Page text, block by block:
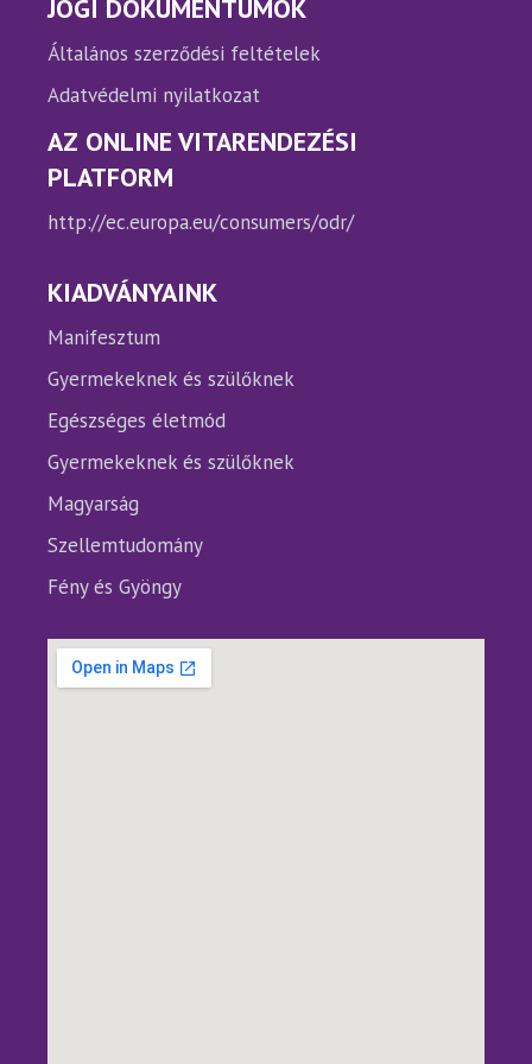
JOGI DOKUMENTUMOK
Általános szerződési feltételek
Adatvédelmi nyilatkozat
AZ ONLINE VITARENDEZÉSI
PLATFORM
http://ec.europa.eu/consumers/odr/
KIADVÁNYAINK
Manifesztum
Gyermekeknek és szülőknek
Egészséges életmód
Gyermekeknek és szülőknek
Magyarság
Szellemtudomány
Fény és Gyöngy